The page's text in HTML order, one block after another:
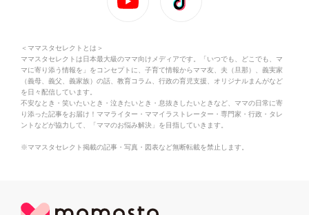
＜ママスタセレクトとは＞
ママスタセレクトは日本最大級のママ向けメディアです。「いつでも、どこでも、マ
マに寄り添う情報を」をコンセプトに、子育て情報からママ友、夫（旦那）、義実家
（義母、義父、義家族）の話、教育コラム、行政の育児支援、オリジナルまんがなど
を日々配信しています。
不安なとき・笑いたいとき・泣きたいとき・息抜きしたいときなど、ママの日常に寄
り添った記事をお届け！ママライター・ママイラストレーター・専門家・行政・タレ
ントなどが協力して、「ママのお悩み解決」を目指していきます。
※ママスタセレクト掲載の記事・写真・図表など無断転載を禁止します。